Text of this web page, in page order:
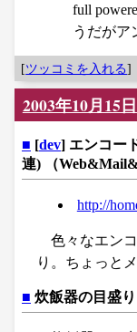
full
うだがア
[ツッコミを入れる]
2003年10月15
■ [dev] エンコー
連) （
http://
色々なエン
り。ちょっと
■ 炊飯器の目盛り